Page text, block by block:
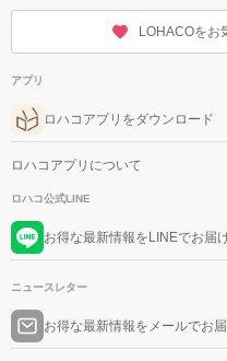
LOHACOをお
アプリ
ロハコアプリをダウンロード
ロハコアプリについて
ロハコ公式LINE
お得な最新情報をLINEでお届
ニュースレター
お得な最新情報をメールでお